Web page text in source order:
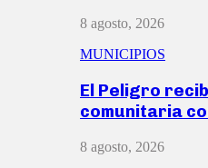
8 agosto, 2026
MUNICIPIOS
El Peligro
comunitaria
8 agosto, 2026